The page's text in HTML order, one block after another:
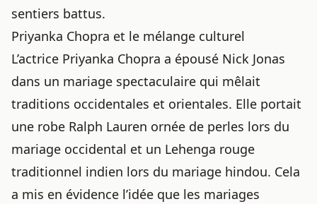
sentiers battus.
Priyanka Chopra et le mélange culturel
L’actrice Priyanka Chopra a épousé Nick Jonas
dans un mariage spectaculaire qui mêlait
traditions occidentales et orientales. Elle portait
une robe Ralph Lauren ornée de perles lors du
mariage occidental et un Lehenga rouge
traditionnel indien lors du mariage hindou. Cela
a mis en évidence l’idée que les mariages